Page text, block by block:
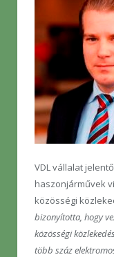
VDL vállalat
haszonjárművek
közösségi
bizonyította, hogy
közösségi
több száz